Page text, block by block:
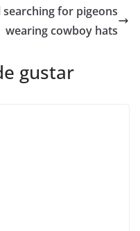
searching for pigeons
wearing cowboy hats
gustar